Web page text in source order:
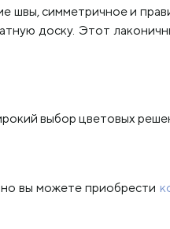
швы, симметричное и
доску. Этот
выбор цветовых
вы можете приобрести